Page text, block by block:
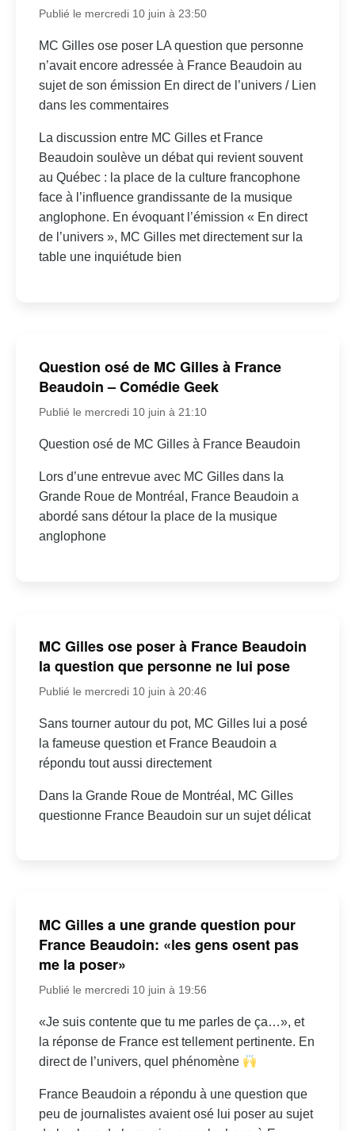
Publié le mercredi 10 juin à 23:50
MC Gilles ose poser LA question que personne
n’avait encore adressée à France Beaudoin au
sujet de son émission En direct de l’univers / Lien
dans les commentaires
La discussion entre MC Gilles et France
Beaudoin soulève un débat qui revient souvent
au Québec : la place de la culture francophone
face à l’influence grandissante de la musique
anglophone. En évoquant l’émission « En direct
de l’univers », MC Gilles met directement sur la
table une inquiétude bien
Question osé de MC Gilles à France
Beaudoin – Comédie Geek
Publié le mercredi 10 juin à 21:10
Question osé de MC Gilles à France Beaudoin
Lors d’une entrevue avec MC Gilles dans la
Grande Roue de Montréal, France Beaudoin a
abordé sans détour la place de la musique
anglophone
MC Gilles ose poser à France Beaudoin
la question que personne ne lui pose
Publié le mercredi 10 juin à 20:46
Sans tourner autour du pot, MC Gilles lui a posé
la fameuse question et France Beaudoin a
répondu tout aussi directement
Dans la Grande Roue de Montréal, MC Gilles
questionne France Beaudoin sur un sujet délicat
MC Gilles a une grande question pour
France Beaudoin: «les gens osent pas
me la poser»
Publié le mercredi 10 juin à 19:56
«Je suis contente que tu me parles de ça…», et
la réponse de France est tellement pertinente. En
direct de l’univers, quel phénomène
France Beaudoin a répondu à une question que
peu de journalistes avaient osé lui poser au sujet